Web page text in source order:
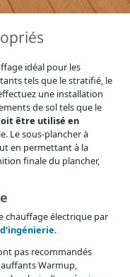
idéal pour les
tels que le stratifié, le
une installation
de sol tels que le
être utilisé en
Le sous-plancher à
en permettant à la
finale du plancher,
chauffage électrique par
.
pas recommandés
Warmup,